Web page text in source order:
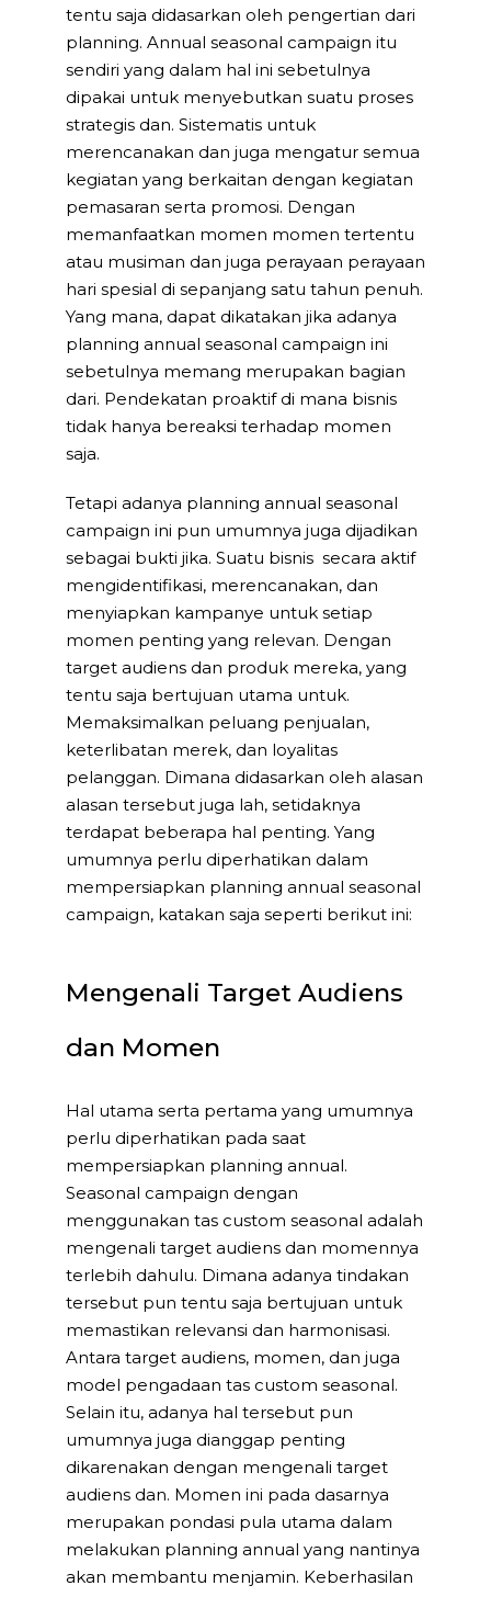
tentu saja didasarkan oleh pengertian dari
planning. Annual seasonal campaign itu
sendiri yang dalam hal ini sebetulnya
dipakai untuk menyebutkan suatu proses
strategis dan. Sistematis untuk
merencanakan dan juga mengatur semua
kegiatan yang berkaitan dengan kegiatan
pemasaran serta promosi. Dengan
memanfaatkan momen momen tertentu
atau musiman dan juga perayaan perayaan
hari spesial di sepanjang satu tahun penuh.
Yang mana, dapat dikatakan jika adanya
planning annual seasonal campaign ini
sebetulnya memang merupakan bagian
dari. Pendekatan proaktif di mana bisnis
tidak hanya bereaksi terhadap momen
saja.
Tetapi adanya planning annual seasonal
campaign ini pun umumnya juga dijadikan
sebagai bukti jika. Suatu bisnis secara aktif
mengidentifikasi, merencanakan, dan
menyiapkan kampanye untuk setiap
momen penting yang relevan. Dengan
target audiens dan produk mereka, yang
tentu saja bertujuan utama untuk.
Memaksimalkan peluang penjualan,
keterlibatan merek, dan loyalitas
pelanggan. Dimana didasarkan oleh alasan
alasan tersebut juga lah, setidaknya
terdapat beberapa hal penting. Yang
umumnya perlu diperhatikan dalam
mempersiapkan planning annual seasonal
campaign, katakan saja seperti berikut ini:
Mengenali Target Audiens
dan Momen
Hal utama serta pertama yang umumnya
perlu diperhatikan pada saat
mempersiapkan planning annual.
Seasonal campaign dengan
menggunakan tas custom seasonal adalah
mengenali target audiens dan momennya
terlebih dahulu. Dimana adanya tindakan
tersebut pun tentu saja bertujuan untuk
memastikan relevansi dan harmonisasi.
Antara target audiens, momen, dan juga
model pengadaan tas custom seasonal.
Selain itu, adanya hal tersebut pun
umumnya juga dianggap penting
dikarenakan dengan mengenali target
audiens dan. Momen ini pada dasarnya
merupakan pondasi pula utama dalam
melakukan planning annual yang nantinya
akan membantu menjamin. Keberhasilan